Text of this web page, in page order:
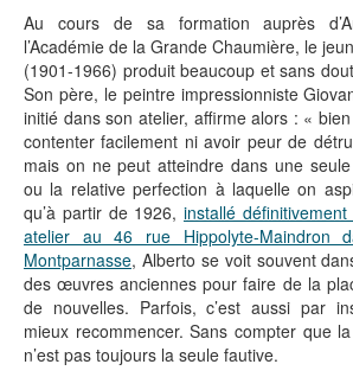
Au cours de sa formation auprès
l’Académie de la Grande Chaumière, le
(1901-1966) produit beaucoup et sans
Son père, le peintre impressionniste
initié dans son atelier, affirme alors : «
contenter facilement ni avoir peur de
mais on ne peut atteindre dans une
ou la relative perfection à laquelle on
qu’à partir de 1926, installé
atelier au 46 rue Hippolyte-Maindron
Montparnasse, Alberto se voit souvent
des œuvres anciennes pour faire de la
de nouvelles. Parfois, c’est aussi par
mieux recommencer. Sans compter que
n’est pas toujours la seule fautive.